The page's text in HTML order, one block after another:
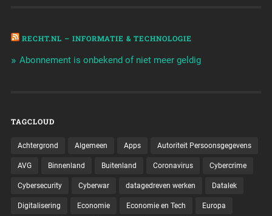
RECHT.NL – INFORMATIE & TECHNOLOGIE
Abonnement is onbekend of niet meer geldig
TAGCLOUD
Achtergrond Algemeen Apps Autoriteit Persoonsgegevens
AVG Binnenland Buitenland Coronavirus Cybercrime
Cybersecurity Cyberwar datagedreven werken Datalek
Digitalisering Economie Economie en Tech Europa